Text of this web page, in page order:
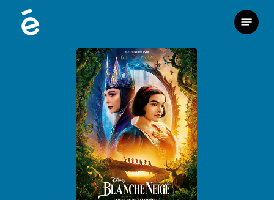
Menu